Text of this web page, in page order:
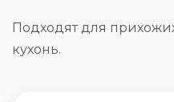
Подходят для
кухонь.